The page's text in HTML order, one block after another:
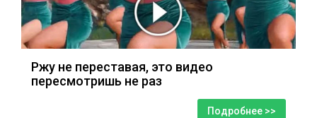
Ржу не переставая, это видео
пересмотришь не раз
Подробнее >>